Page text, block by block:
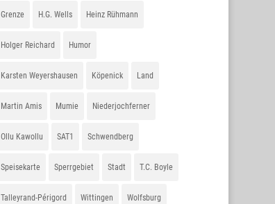
Grenze H.G. Wells Heinz Rühmann
Holger Reichard Humor
Karsten Weyershausen Köpenick Land
Martin Amis Mumie Niederjochferner
Ollu Kawollu SAT1 Schwendberg
Speisekarte Sperrgebiet Stadt T.C. Boyle
Talleyrand-Périgord Wittingen Wolfsburg